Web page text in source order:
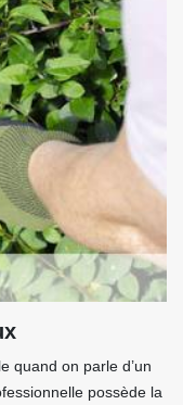
quand on parle d’un
possède la